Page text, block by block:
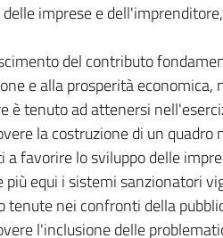
imprese e
del contributo
e alla prosperità
è tenuto ad attenersi
la costruzione di un
a favorire lo sviluppo delle
più equi i sistemi sanzionatori
tenute nei confronti della
l'inclusione delle